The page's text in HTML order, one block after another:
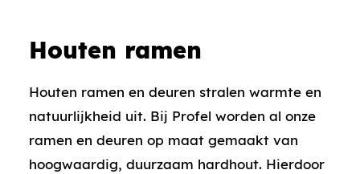
Houten ramen
Houten ramen en deuren stralen warmte en
natuurlijkheid uit. Bij Profel worden al onze
ramen en deuren op maat gemaakt van
hoogwaardig, duurzaam hardhout. Hierdoor